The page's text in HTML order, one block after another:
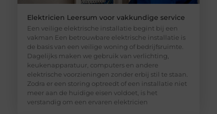
Elektricien Leersum voor vakkundige service
Een veilige elektrische installatie begint bij een
vakman Een betrouwbare elektrische installatie is
de basis van een veilige woning of bedrijfsruimte.
Dagelijks maken we gebruik van verlichting,
keukenapparatuur, computers en andere
elektrische voorzieningen zonder erbij stil te staan.
Zodra er een storing optreedt of een installatie niet
meer aan de huidige eisen voldoet, is het
verstandig om een ervaren elektricien